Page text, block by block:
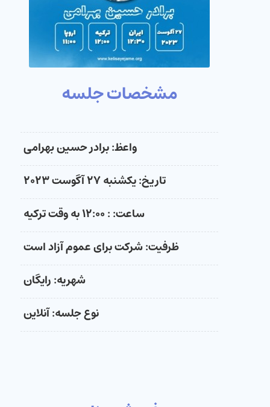
مشخصات جلسه
واعظ: برادر حسین بهرامی
تاریخ: یکشنبه ۲۷ آگوست ۲۰۲۳
ساعت: : ۱۲:۰۰ به وقت ترکیه
ظرفیت: شرکت برای عموم آزاد است
شهریه: رایگان
نوع جلسه: آنلاین